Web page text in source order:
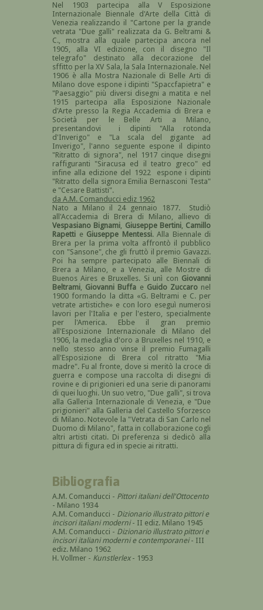
Nel 1903 partecipa alla V Esposizione
Internazionale Biennale d'Arte della Città di
Venezia realizzando il "Cartone per la grande
vetrata "Due galli" realizzata da G. Beltrami &
C., mostra alla quale partecipa ancora nel
1905, alla VI edizione, con il disegno "Il
telegrafo" destinato alla decorazione del
sffitto per la XV Sala, la Sala Internazionale. Nel
1906 è alla Mostra Nazionale di Belle Arti di
Milano dove espone i dipinti "Spaccfapietra" e
"Paesaggio" più diversi disegni a matita e nel
1915 partecipa alla Esposizione Nazionale
d'Arte presso la Regia Accademia di Brera e
Società per le Belle Arti a Milano,
presentandovi i dipinti "Alla rotonda
d'Inverigo" e "La scala del gigante ad
Inverigo", l'anno seguente espone il dipinto
"Ritratto di signora", nel 1917 cinque disegni
raffiguranti "Siracusa ed il teatro greco" ed
infine alla edizione del 1922 espone i dipinti
"Ritratto della signora Emilia Bernasconi Testa"
e "Cesare Battisti".
da A.M. Comanducci ediz 1962
Nato a Milano il 24 gennaio 1877. Studiò
all'Accademia di Brera di Milano, allievo di
Vespasiano Bignami, Giuseppe Bertini, Camillo
Rapetti e Giuseppe Mentessi. Alla Biennale di
Brera per la prima volta affrontò il pubblico
con "Sansone", che gli fruttò il premio Gavazzi.
Poi ha sempre partecipato alle Biennali di
Brera a Milano, e a Venezia, alle Mostre di
Buenos Aires e Bruxelles. Si unì con Giovanni
Beltrami, Giovanni Buffa e Guido Zuccaronel
1900 formando la ditta «G. Beltrami e C. per
vetrate artistiche» e con loro eseguì numerosi
lavori per l'Italia e per l'estero, specialmente
per l'America. Ebbe il gran premio
all'Esposizione Internazionale di Milano del
1906, la medaglia d'oro a Bruxelles nel 1910, e
nello stesso anno vinse il premio Fumagalli
all'Esposizione di Brera col ritratto "Mia
madre". Fu al fronte, dove si meritò la croce di
guerra e compose una raccolta di disegni di
rovine e di prigionieri ed una serie di panorami
di quei luoghi. Un suo vetro, "Due galli", si trova
alla Galleria Internazionale di Venezia, e "Due
prigionieri" alla Galleria del Castello Sforzesco
di Milano. Notevole la "Vetrata di San Carlo nel
Duomo di Milano", fatta in collaborazione cogli
altri artisti citati. Di preferenza si dedicò alla
pittura di figura ed in specie ai ritratti.
Bibliografia
A.M. Comanducci - Pittori italiani dell'Ottocento
- Milano 1934
A.M. Comanducci - Dizionario illustrato pittori e
incisori italiani moderni- II ediz. Milano 1945
A.M. Comanducci - Dizionario illustrato pittori e
incisori italiani moderni e contemporanei- III
ediz. Milano 1962
H. Vollmer - Kunstlerlex- 1953